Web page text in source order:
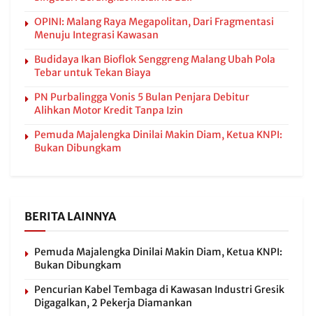
OPINI: Malang Raya Megapolitan, Dari Fragmentasi
Menuju Integrasi Kawasan
Budidaya Ikan Bioflok Senggreng Malang Ubah Pola
Tebar untuk Tekan Biaya
PN Purbalingga Vonis 5 Bulan Penjara Debitur
Alihkan Motor Kredit Tanpa Izin
Pemuda Majalengka Dinilai Makin Diam, Ketua KNPI:
Bukan Dibungkam
BERITA LAINNYA
Pemuda Majalengka Dinilai Makin Diam, Ketua KNPI:
Bukan Dibungkam
Pencurian Kabel Tembaga di Kawasan Industri Gresik
Digagalkan, 2 Pekerja Diamankan